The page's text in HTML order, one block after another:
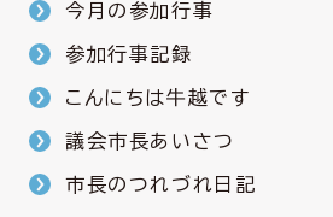
今月の参加行事
参加行事記録
こんにちは牛越です
議会市長あいさつ
市長のつれづれ日記